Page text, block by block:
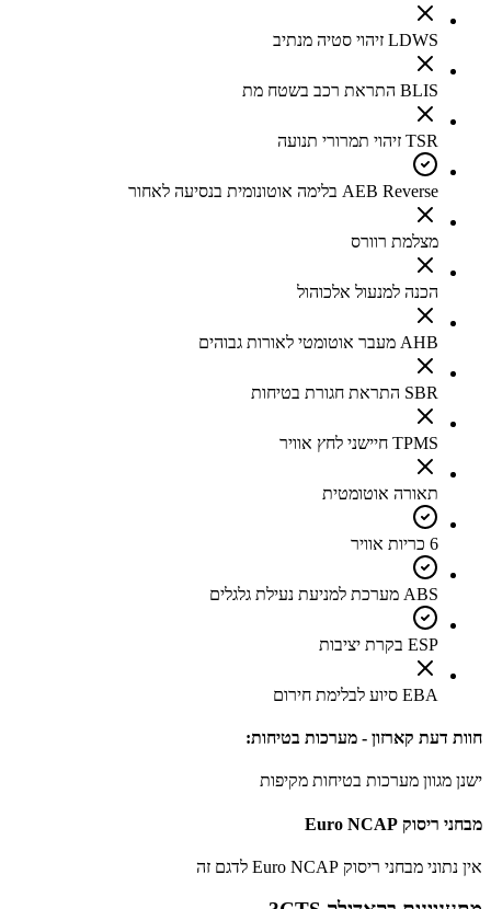
LDWS זיהוי סטיה מנתיב
BLIS התראת רכב בשטח מת
TSR זיהוי תמרורי תנועה
AEB Reverse בלימה אוטונומית בנסיעה לאחור
מצלמת רוורס
הכנה למנעול אלכוהול
AHB מעבר אוטומטי לאורות גבוהים
SBR התראת חגורת בטיחות
TPMS חיישני לחץ אוויר
תאורה אוטומטית
6 כריות אוויר
ABS מערכת למניעת נעילת גלגלים
ESP בקרת יציבות
EBA סיוע לבלימת חירום
חוות דעת קארזון - מערכות בטיחות:
ישנן מגוון מערכות בטיחות מקיפות
מבחני ריסוק Euro NCAP
אין נתוני מבחני ריסוק Euro NCAP לדגם זה